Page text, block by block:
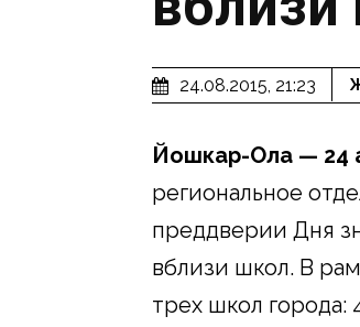
24.08.2015, 21:23
Йошкар-Ола — 24
региональное
преддверии Дня
вблизи школ. В
трех школ города: